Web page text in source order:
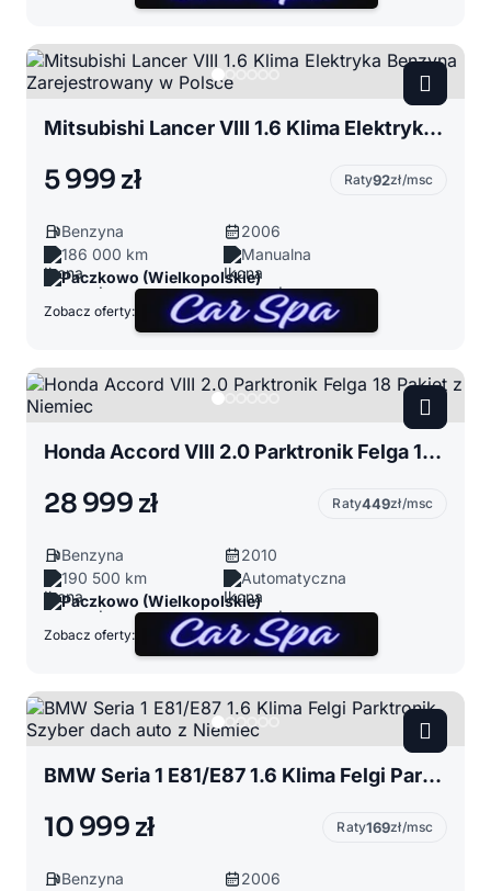
Mitsubishi Lancer VIII 1.6 Klima Elektryka Benzyna Zarejestrowany w Polsce
5 999 zł Raty92zł/msc
Benzyna
2006
186 000 km
Manualna
Paczkowo (Wielkopolskie)
Zobacz oferty:
Honda Accord VIII 2.0 Parktronik Felga 18 Pakiet z Niemiec
28 999 zł Raty449zł/msc
Benzyna
2010
190 500 km
Automatyczna
Paczkowo (Wielkopolskie)
Zobacz oferty:
BMW Seria 1 E81/E87 1.6 Klima Felgi Parktronik Szyber dach auto z Niemiec
10 999 zł Raty169zł/msc
Benzyna
2006